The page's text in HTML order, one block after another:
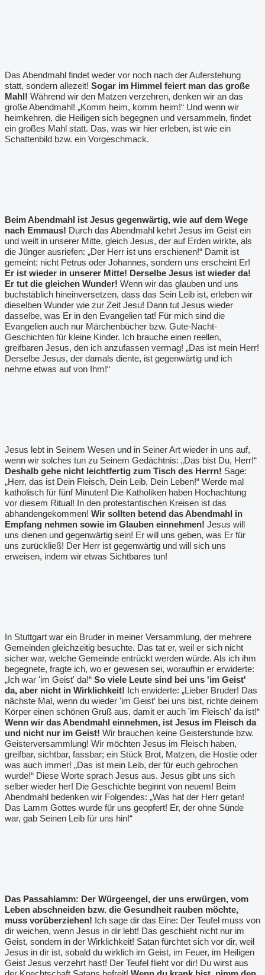
Das Abendmahl findet weder vor noch nach der Auferstehung
statt, sondern allezeit! Sogar im Himmel feiert man das große
Mahl! Während wir den Matzen verzehren, denken wir an das
große Abendmahl! „Komm heim, komm heim!“ Und wenn wir
heimkehren, die Heiligen sich begegnen und versammeln, findet
ein großes Mahl statt. Das, was wir hier erleben, ist wie ein
Schattenbild bzw. ein Vorgeschmack.
Beim Abendmahl ist Jesus gegenwärtig, wie auf dem Wege
nach Emmaus! Durch das Abendmahl kehrt Jesus im Geist ein
und weilt in unserer Mitte, gleich Jesus, der auf Erden wirkte, als
die Jünger ausriefen: „Der Herr ist uns erschienen!“ Damit ist
gemeint: nicht Petrus oder Johannes, sondern uns erscheint Er!
Er ist wieder in unserer Mitte! Derselbe Jesus ist wieder da!
Er tut die gleichen Wunder! Wenn wir das glauben und uns
buchstäblich hineinversetzen, dass das Sein Leib ist, erleben wir
dieselben Wunder wie zur Zeit Jesu! Dann tut Jesus wieder
dasselbe, was Er in den Evangelien tat! Für mich sind die
Evangelien auch nur Märchenbücher bzw. Gute-Nacht-
Geschichten für kleine Kinder. Ich brauche einen reellen,
greifbaren Jesus, den ich anzufassen vermag! „Das ist mein Herr!
Derselbe Jesus, der damals diente, ist gegenwärtig und ich
nehme etwas auf von Ihm!“
Jesus lebt in Seinem Wesen und in Seiner Art wieder in uns auf,
wenn wir solches tun zu Seinem Gedächtnis: „Das bist Du, Herr!“
Deshalb gehe nicht leichtfertig zum Tisch des Herrn! Sage:
„Herr, das ist Dein Fleisch, Dein Leib, Dein Leben!“ Werde mal
katholisch für fünf Minuten! Die Katholiken haben Hochachtung
vor diesem Ritual! In den protestantischen Kreisen ist das
abhandengekommen! Wir sollten betend das Abendmahl in
Empfang nehmen sowie im Glauben einnehmen! Jesus will
uns dienen und gegenwärtig sein! Er will uns geben, was Er für
uns zurückließ! Der Herr ist gegenwärtig und will sich uns
erweisen, indem wir etwas Sichtbares tun!
In Stuttgart war ein Bruder in meiner Versammlung, der mehrere
Gemeinden gleichzeitig besuchte. Das tat er, weil er sich nicht
sicher war, welche Gemeinde entrückt werden würde. Als ich ihm
begegnete, fragte ich, wo er gewesen sei, woraufhin er erwiderte:
„Ich war 'im Geist' da!“ So viele Leute sind bei uns 'im Geist'
da, aber nicht in Wirklichkeit! Ich erwiderte: „Lieber Bruder! Das
nächste Mal, wenn du wieder 'im Geist' bei uns bist, richte deinem
Körper einen schönen Gruß aus, damit er auch 'im Fleisch' da ist!“
Wenn wir das Abendmahl einnehmen, ist Jesus im Fleisch da
und nicht nur im Geist! Wir brauchen keine Geisterstunde bzw.
Geisterversammlung! Wir möchten Jesus im Fleisch haben,
greifbar, sichtbar, fassbar; ein Stück Brot, Matzen, die Hostie oder
was auch immer! „Das ist mein Leib, der für euch gebrochen
wurde!“ Diese Worte sprach Jesus aus. Jesus gibt uns sich
selber wieder her! Die Geschichte beginnt von neuem! Beim
Abendmahl bedenken wir Folgendes: „Was hat der Herr getan!
Das Lamm Gottes wurde für uns geopfert! Er, der ohne Sünde
war, gab Seinen Leib für uns hin!“
Das Passahlamm: Der Würgeengel, der uns erwürgen, vom
Leben abschneiden bzw. die Gesundheit rauben möchte,
muss vorüberziehen! Ich sage dir das Eine: Der Teufel muss von
dir weichen, wenn Jesus in dir lebt! Das geschieht nicht nur im
Geist, sondern in der Wirklichkeit! Satan fürchtet sich vor dir, weil
Jesus in dir ist, sobald du wirklich im Geist, im Feuer, im Heiligen
Geist Jesus verzehrt hast! Der Teufel flieht vor dir! Du wirst aus